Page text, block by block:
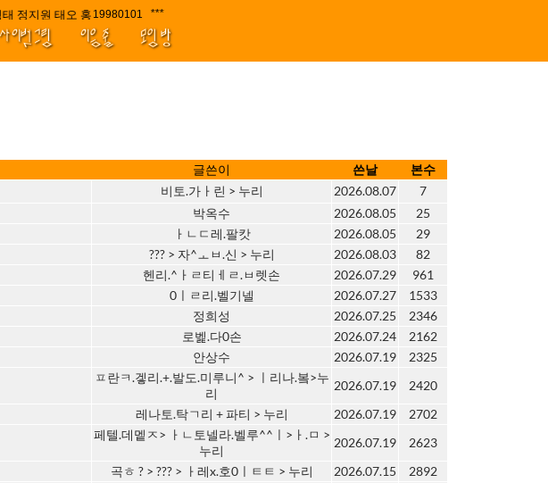
정지원 태오 홍 최윤호 백지원 김효정 금드레 임형모 양동열 안길재 김성태 이율 유성민 손윤희 이은미
19980101////||||****||||
이벗그림 이음줄 모임방
글쓴이 쓴날
본수
비토.가ㅏ린 > 누리 2026.08.07
7
박옥수 2026.08.05
25
ㅏㄴㄷ레.팔캇 2026.08.05
29
??? > 자^ㅗㅂ.신 > 누리 2026.08.03
82
헨리.^ㅏㄹ티ㅔㄹ.ㅂ렛손 2026.07.29
961
0ㅣㄹ리.벨기넬 2026.07.27
1533
정희성 2026.07.25
2346
로벭.다0손 2026.07.24
2162
안상수 2026.07.19
2325
ㅍ란ㅋ.겧리.+.발도.미루니^ > ㅣ리나.봌>누
리
2026.07.19
2420
레나토.탁ㄱ리 + 파티 > 누리 2026.07.19
2702
페텔.데멭ㅈ> ㅏㄴ토넬라.벨루^^ㅣ>ㅏ.ㅁ >
누리
2026.07.19
2623
곡ㅎ ? > ??? > ㅏ레x.호0ㅣㅌㅌ > 누리 2026.07.15
2892